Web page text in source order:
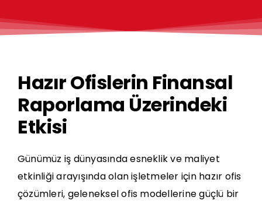
Hazır Ofislerin Finansal
Raporlama Üzerindeki
Etkisi
Günümüz iş dünyasında esneklik ve maliyet
etkinliği arayışında olan işletmeler için hazır ofis
çözümleri, geleneksel ofis modellerine güçlü bir